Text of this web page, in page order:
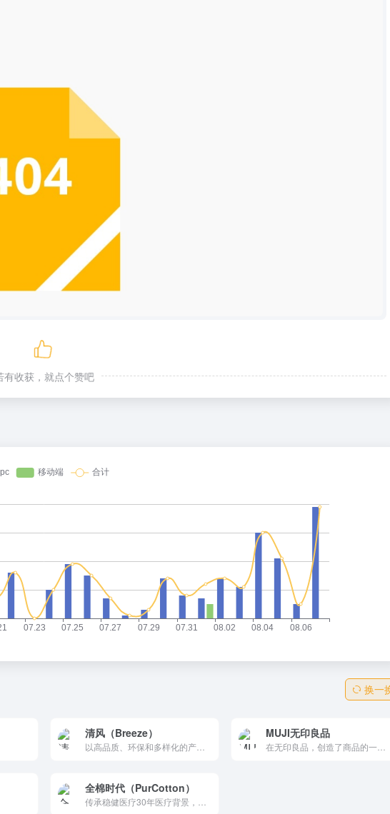
有收获，就点个赞吧
换一
清风（Breeze）
以高品质、环保和多样化的产品著称，致力于为消费者提供健康、舒适的生活用纸。
MUJI无印良品
全棉时代（PurCotton）